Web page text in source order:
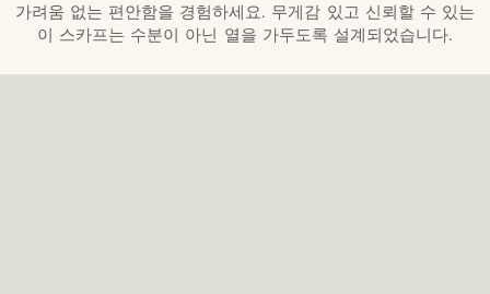
가려움 없는 편안함을 경험하세요. 무게감 있고 신뢰할 수 있는
이 스카프는 수분이 아닌 열을 가두도록 설계되었습니다.